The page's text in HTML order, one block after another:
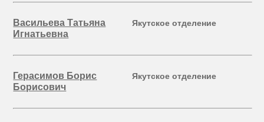
Васильева Татьяна
Игнатьевна
Якутское отделение
Герасимов Борис
Борисович
Якутское отделение